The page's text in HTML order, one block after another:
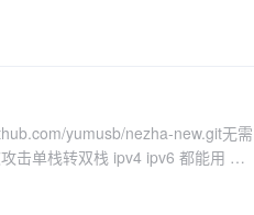
这里的端口和
搭建前端1.安装caddysudo apt
https curl curl -1sLf
gpg --dearmor -o
-1sLf
yumusb/nezha-new.git无需
击单栈转双栈 ipv4 ipv6 都能用 纯